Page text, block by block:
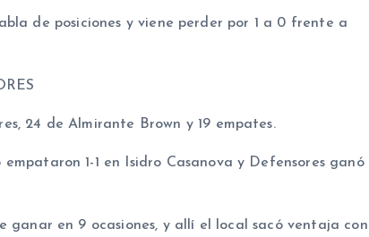
de posiciones y viene perder por 1 a 0 frente a
24 de Almirante Brown y 19 empates.
1-1 en Isidro Casanova y Defensores ganó
ganar en 9 ocasiones, y allí el local sacó ventaja con